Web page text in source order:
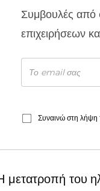
Συμβουλές από
επιχειρήσεων
Συναινώ στη λήψη
μετατροπή του